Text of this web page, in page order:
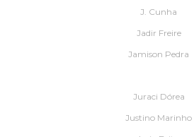
J. Cunha
Jadir Freire
Jamison Pedra
Juraci Dórea
Justino Marinho